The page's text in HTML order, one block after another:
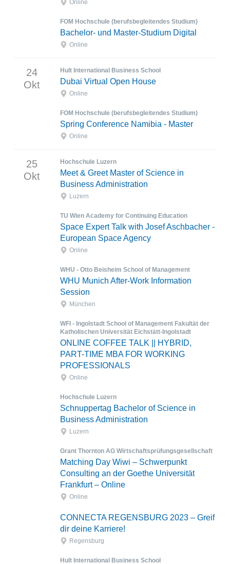
Online
FOM Hochschule (berufsbegleitendes Studium)
Bachelor- und Master-Studium Digital
Online
24
Okt
Hult International Business School
Dubai Virtual Open House
Online
FOM Hochschule (berufsbegleitendes Studium)
Spring Conference Namibia - Master
Online
25
Okt
Hochschule Luzern
Meet & Greet Master of Science in
Business Administration
Luzern
TU Wien Academy for Continuing Education
Space Expert Talk with Josef Aschbacher -
European Space Agency
Online
WHU - Otto Beisheim School of Management
WHU Munich After-Work Information
Session
München
WFI - Ingolstadt School of Management Fakultät der
Katholischen Universität Eichstätt-Ingolstadt
ONLINE COFFEE TALK || HYBRID,
PART-TIME MBA FOR WORKING
PROFESSIONALS
Online
Hochschule Luzern
Schnuppertag Bachelor of Science in
Business Administration
Luzern
Grant Thornton AG Wirtschaftsprüfungsgesellschaft
Matching Day Wiwi – Schwerpunkt
Consulting an der Goethe Universität
Frankfurt – Online
Online
CONNECTA REGENSBURG 2023 – Greif
dir deine Karriere!
Regensburg
Hult International Business School